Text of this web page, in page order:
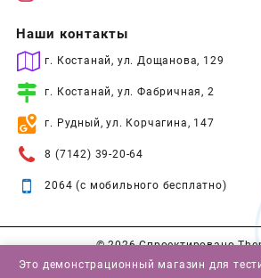
Наши контакты
г. Костанай, ул. Дощанова, 129
г. Костанай, ул. Фабричная, 2
г. Рудный, ул. Корчагина, 147
8 (7142) 39-20-64
2064 (с мобильного бесплатно)
© 2026Спроектировано
Это демонстрационный магазин для